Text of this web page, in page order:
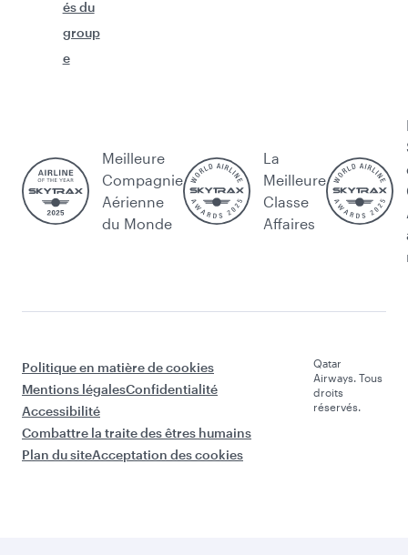
és du
group
e
Meilleure
Compagnie
Aérienne
du Monde
La
Meilleure
Classe
Affaires
Politique en matière de cookies
Mentions légalesConfidentialité
Accessibilité
Combattre la traite des êtres humains
Plan du siteAcceptation des cookies
Qatar
Airways. Tous
droits
réservés.